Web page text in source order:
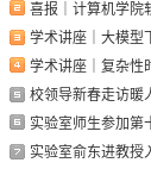
喜报｜计算机学院
学术讲座｜大模型
学术讲座｜复杂性
校领导新春走访暖
实验室师生参加第
实验室俞东进教授